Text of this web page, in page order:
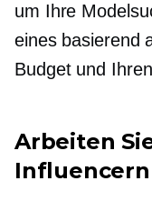
um Ihre
eines basierend
Budget und
Arbeiten